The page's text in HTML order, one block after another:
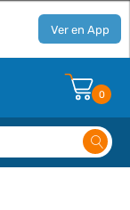
Ver en App
0